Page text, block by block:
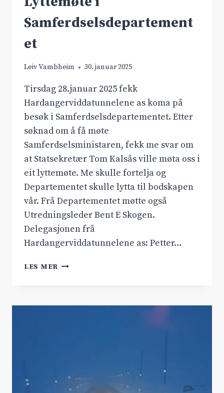
Samferdselsdepartement
et
Leiv Vambheim 30. januar 2025
Tirsdag 28.januar 2025 fekk
Hardangerviddatunnelene as koma på
besøk i Samferdselsdepartementet. Etter
søknad om å få møte
Samferdselsministaren, fekk me svar om
at Statsekretær Tom Kalsås ville møta oss i
eit lyttemøte. Me skulle fortelja og
Departementet skulle lytta til bodskapen
vår. Frå Departementet møtte også
Utredningsleder Bent E Skogen.
Delegasjonen frå
Hardangerviddatunnelene as: Petter…
LES MER LYTTEMØTE